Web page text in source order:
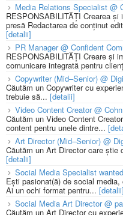
Media Relations Specialist @
RESPONSABILITĂȚI Crearea
presă Redactarea de conținut
[detalii]
PR Manager @ Confident
RESPONSABILITĂȚI Creare și
comunicare integrată pentru
Copywriter (Mid–Senior) @
Căutăm un Copywriter cu
trebuie să... [detalii]
Video Content Creator @
Căutăm un Video Content
content pentru unele dintre...
Art Director (Mid–Senior) @
Căutăm un Art Director care știe
[detalii]
Social Media Specialist
Ești pasionat(ă) de social
Ai un ochi format pentru... [detalii]
Social Media Art Director @
Căutăm un Art Director cu